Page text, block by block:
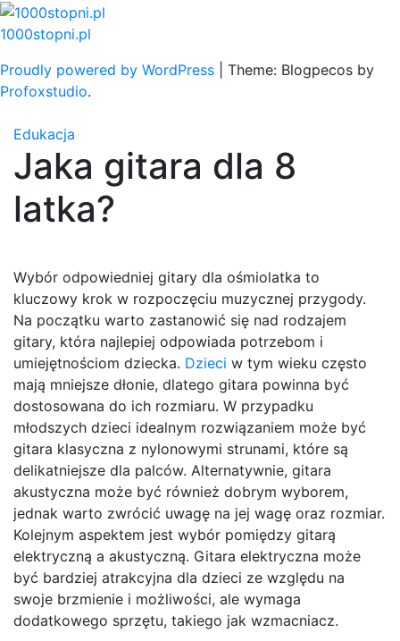
Skip
to
1000stopni.pl
Proudly powered by WordPress
Theme: Blogpecos by
Profoxstudio.
Edukacja
Jaka gitara dla 8
latka?
Wybór odpowiedniej gitary dla ośmiolatka to
kluczowy krok w rozpoczęciu muzycznej przygody.
Na początku warto zastanowić się nad rodzajem
gitary, która najlepiej odpowiada potrzebom i
umiejętnościom dziecka. Dzieci w tym wieku często
mają mniejsze dłonie, dlatego gitara powinna być
dostosowana do ich rozmiaru. W przypadku
młodszych dzieci idealnym rozwiązaniem może być
gitara klasyczna z nylonowymi strunami, które są
delikatniejsze dla palców. Alternatywnie, gitara
akustyczna może być również dobrym wyborem,
jednak warto zwrócić uwagę na jej wagę oraz rozmiar.
Kolejnym aspektem jest wybór pomiędzy gitarą
elektryczną a akustyczną. Gitara elektryczna może
być bardziej atrakcyjna dla dzieci ze względu na
swoje brzmienie i możliwości, ale wymaga
dodatkowego sprzętu, takiego jak wzmacniacz.